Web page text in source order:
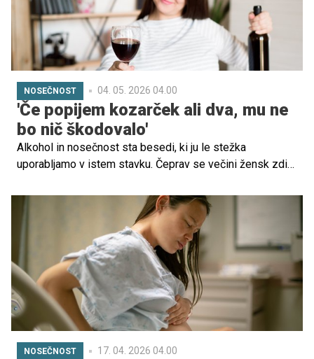
NOSEČNOST 04. 05. 2026 04.00
'Če popijem kozarček ali dva, mu ne
bo nič škodovalo'
Alkohol in nosečnost sta besedi, ki ju le stežka
uporabljamo v istem stavku. Čeprav se večini žensk zdi
nepredstavljivega, se zlorabe alkoholnih pijač dogajajo
tudi v tem ranljivem obdobju. Vsakršno uživanje alkohola
potencialno ogrozi še nerojenega otroka in zdravje
NOSEČNOST 17. 04. 2026 04.00